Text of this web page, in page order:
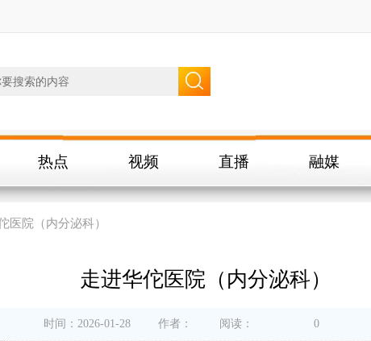
热点 视频 直播 融媒
医院（内分泌科）
走进华佗医院（内分泌科）
时间：2026-01-28 作者： 阅读： 0